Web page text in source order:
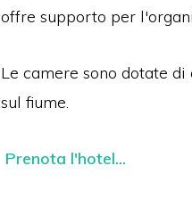
offre supporto per
Le camere sono dotate
sul fiume.
Prenota l'hotel...